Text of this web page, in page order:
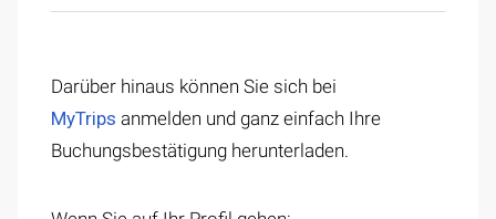
Darüber hinaus können Sie sich bei
MyTrips anmelden und ganz einfach Ihre
Buchungsbestätigung herunterladen.